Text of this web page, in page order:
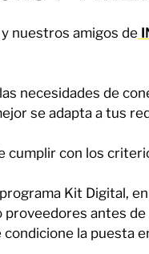
nuestros amigos de
necesidades de
se adapta a tus
cumplir con los
Kit Digital,
antes de
la puesta